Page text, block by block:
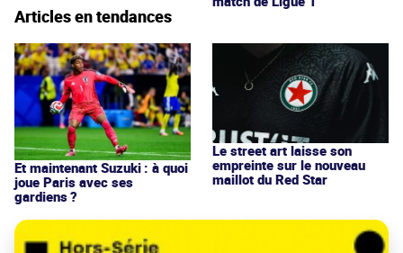
Articles en tendances
Et maintenant Suzuki : à quoi
joue Paris avec ses
gardiens ?
Le street art laisse son
empreinte sur le nouveau
maillot du Red Star